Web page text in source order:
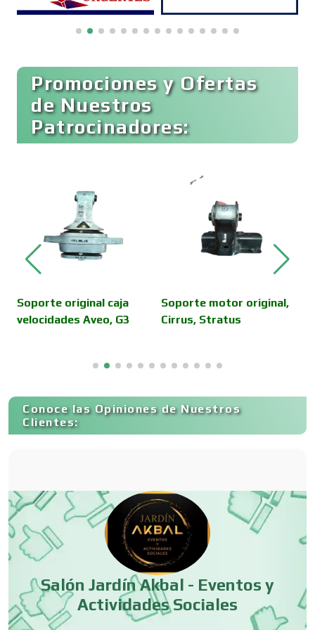
Cafeterías
Cámaras de Comercio
Capacitación
Carpinterías
Centros Comerciales
Centros de Espectáculos
Promociones y Ofertas
de Nuestros
Patrocinadores:
Soporte original caja
velocidades Aveo, G3
Soporte motor original,
Cirrus, Stratus
Conoce las Opiniones de Nuestros
Clientes:
Salón Jardín Akbal - Eventos y
Actividades Sociales